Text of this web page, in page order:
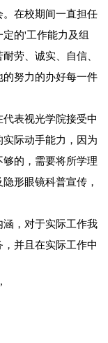
在校期间一直担任
的'工作能力及组
劳、诚实、自信、
努力的办好每一件
表视光学院接受中
际动手能力，因为
的，需要将所学理
形眼镜科普宣传，
，对于实际工作我
并且在实际工作中